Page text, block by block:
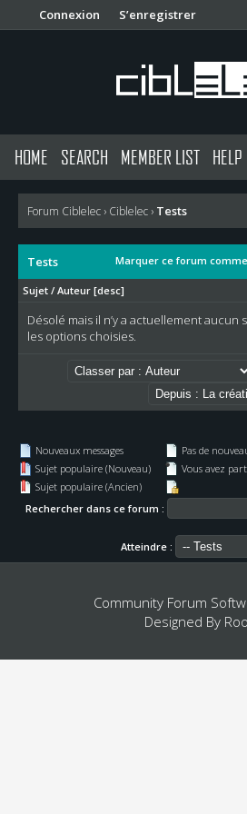
Connexion S’enregistrer
HOME SEARCH MEMBER LIST HELP
Forum Ciblelec› Ciblelec › Tests
Marquer ce forum
Tests
Sujet/ Auteur [desc]
Désolé mais il n’y a actuellement aucun
les options choisies.
Nouveaux messages
Sujet populaire (Nouveau)
Sujet populaire (Ancien)
Pas de
Vous avez
Rechercher dans ce forum :
Atteindre :
Community Forum
Designed By